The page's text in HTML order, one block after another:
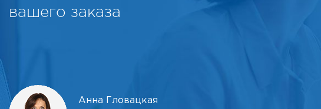
вашего заказа
Анна Гловацкая